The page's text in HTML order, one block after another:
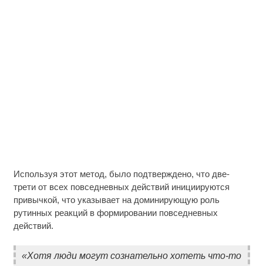
Используя этот метод, было подтверждено, что две-
трети от всех повседневных действий инициируются
привычкой, что указывает на доминирующую роль
рутинных реакций в формировании повседневных
действий.
«Хотя люди могут сознательно хотеть что-то